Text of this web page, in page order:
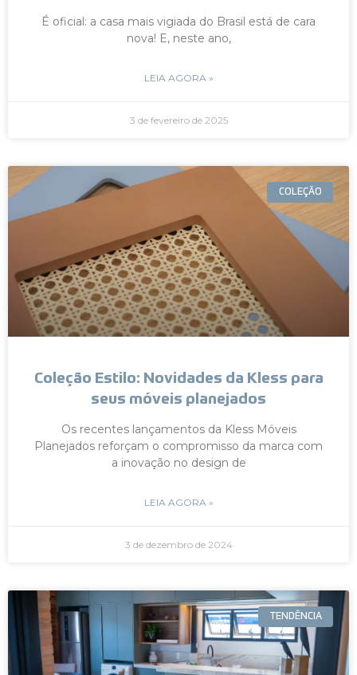
É oficial: a casa mais vigiada do Brasil está de cara
nova! E, neste ano,
LEIA AGORA »
3 de fevereiro de 2025
COLEÇÃO
Coleção Estilo: Novidades da Kless para
seus móveis planejados
Os recentes lançamentos da Kless Móveis
Planejados reforçam o compromisso da marca com
a inovação no design de
LEIA AGORA »
3 de dezembro de 2024
TENDÊNCIA